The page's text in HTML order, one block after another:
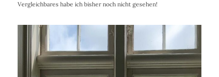
Vergleichbares habe ich bisher noch nicht gesehen!